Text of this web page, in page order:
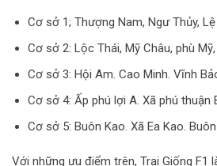
Cơ sở 1; Thượng Nam, Ngư Thủy,
Cơ sở 2: Lộc Thái, Mỹ Châu, phù
Cơ sở 3: Hội Am. Cao Minh. Vĩnh
Cơ sở 4: Ấp phú lợi A. Xã phú thuận
Cơ sở 5: Buôn Kao. Xã Ea Kao.
Với những ưu điểm trên, Trại Giống F1